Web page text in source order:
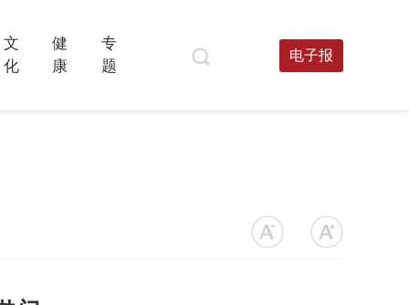
文
化
健
康
专
题
电子报